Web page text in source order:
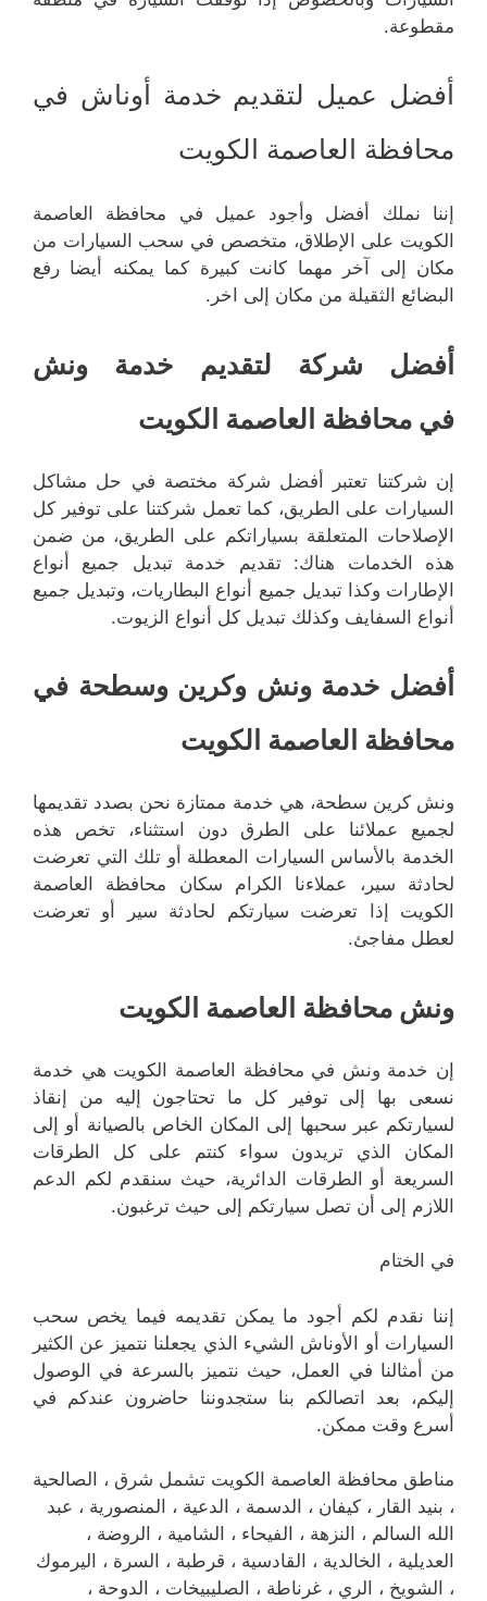
مقطوعة.
أفضل عميل لتقديم خدمة أوناش في
محافظة العاصمة الكويت
إننا نملك أفضل وأجود عميل في محافظة العاصمة
الكويت على الإطلاق، متخصص في سحب السيارات من
مكان إلى آخر مهما كانت كبيرة كما يمكنه أيضا رفع
البضائع الثقيلة من مكان إلى اخر.
أفضل شركة لتقديم خدمة ونش
في محافظة العاصمة الكويت
إن شركتنا تعتبر أفضل شركة مختصة في حل مشاكل
السيارات على الطريق، كما تعمل شركتنا على توفير كل
الإصلاحات المتعلقة بسياراتكم على الطريق، من ضمن
هذه الخدمات هناك: تقديم خدمة تبديل جميع أنواع
الإطارات وكذا تبديل جميع أنواع البطاريات، وتبديل جميع
أنواع السفايف وكذلك تبديل كل أنواع الزيوت.
أفضل خدمة ونش وكرين وسطحة في
محافظة العاصمة الكويت
ونش كرين سطحة، هي خدمة ممتازة نحن بصدد تقديمها
لجميع عملائنا على الطرق دون استثناء، تخص هذه
الخدمة بالأساس السيارات المعطلة أو تلك التي تعرضت
لحادثة سير، عملاءنا الكرام سكان محافظة العاصمة
الكويت إذا تعرضت سيارتكم لحادثة سير أو تعرضت
لعطل مفاجئ.
ونش محافظة العاصمة الكويت
إن خدمة ونش في محافظة العاصمة الكويت هي خدمة
نسعى بها إلى توفير كل ما تحتاجون إليه من إنقاذ
لسيارتكم عبر سحبها إلى المكان الخاص بالصيانة أو إلى
المكان الذي تريدون سواء كنتم على كل الطرقات
السريعة أو الطرقات الدائرية، حيث سنقدم لكم الدعم
اللازم إلى أن تصل سيارتكم إلى حيث ترغبون.
في الختام
إننا نقدم لكم أجود ما يمكن تقديمه فيما يخص سحب
السيارات أو الأوناش الشيء الذي يجعلنا نتميز عن الكثير
من أمثالنا في العمل، حيث نتميز بالسرعة في الوصول
إليكم، بعد اتصالكم بنا ستجدوننا حاضرون عندكم في
أسرع وقت ممكن.
مناطق محافظة العاصمة الكويت تشمل شرق ، الصالحية
، بنيد القار ، كيفان ، الدسمة ، الدعية ، المنصورية ، عبد
الله السالم ، النزهة ، الفيحاء ، الشامية ، الروضة ،
العديلية ، الخالدية ، القادسية ، قرطبة ، السرة ، اليرموك
، الشويخ ، الري ، غرناطة ، الصليبيخات ، الدوحة ،